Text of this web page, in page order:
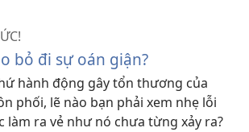
bỏ đi sự oán giận?
hành động gây tổn thương của
phối, lẽ nào bạn phải xem nhẹ lỗi
làm ra vẻ như nó chưa từng xảy ra?